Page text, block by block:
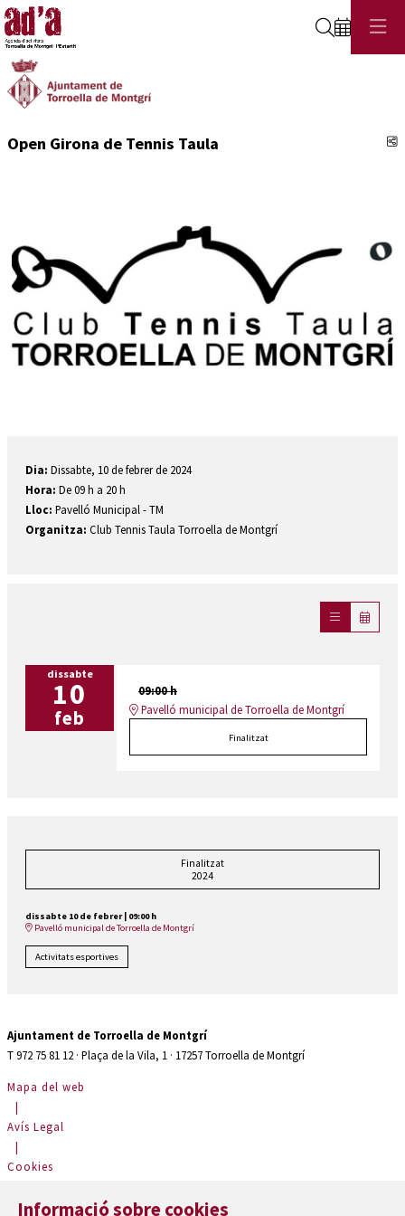
Cerca
Open Girona de Tennis Taula
Dia: Dissabte, 10 de febrer de 2024
Hora: De 09 h a 20 h
Lloc: Pavelló Municipal - TM
Organitza: Club Tennis Taula Torroella de Montgrí
dissabte
10
feb
09:00 h
Pavelló municipal de Torroella de Montgrí
Finalitzat
Finalitzat
2024
dissabte 10 de febrer| 09:00 h
Pavelló municipal de Torroella de Montgrí
Activitats esportives
Ajuntament de Torroella de Montgrí
T 972 75 81 12 · Plaça de la Vila, 1 · 17257 Torroella de Montgrí
Mapa del web
|
Avís Legal
|
Cookies
Contactar
Informació sobre cookies